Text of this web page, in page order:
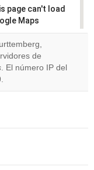
page can't load
Maps
you
this
OK
de
. El número IP del